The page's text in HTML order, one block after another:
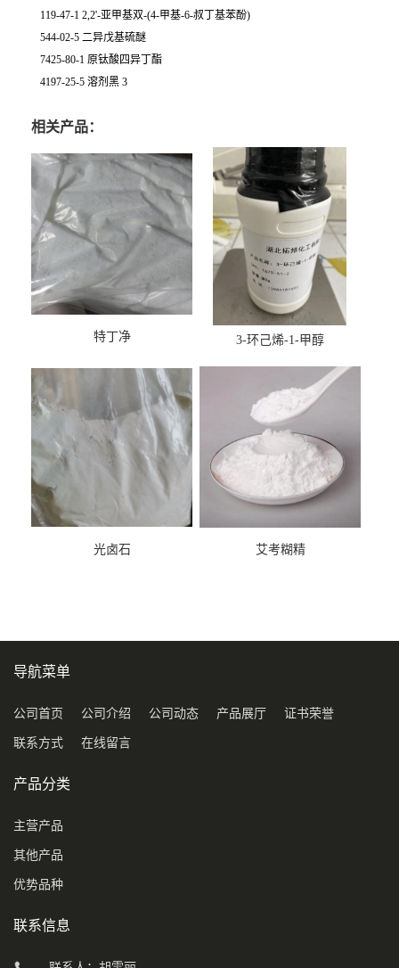
119-47-1 2,2'-亚甲基双-(4-甲基-6-叔丁基苯酚)
544-02-5 二异戊基硫醚
7425-80-1 原钛酸四异丁酯
4197-25-5 溶剂黑 3
相关产品：
特丁净 3-环己烯-1-甲醇
光卤石 艾考糊精
导航菜单
公司首页 公司介绍 公司动态 产品展厅 证书荣誉
联系方式 在线留言
产品分类
主营产品
其他产品
优势品种
联系信息